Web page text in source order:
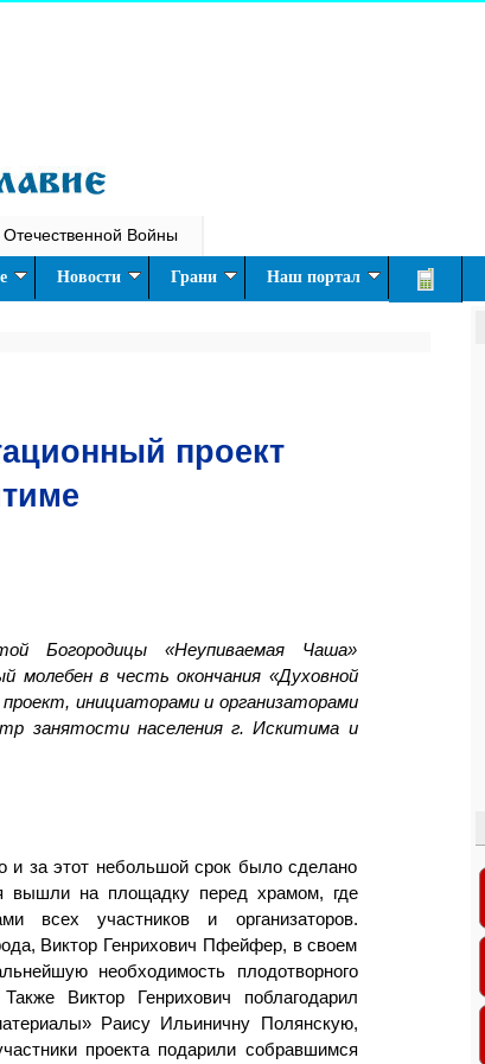
Войны
Новости Грани Наш портал
проект
Богородицы «Неупиваемая Чаша»
молебен в честь окончания «Духовной
инициаторами и организаторами
занятости населения г. Искитима и
и за этот небольшой срок было сделано
вышли на площадку перед храмом, где
всех участников и организаторов.
Виктор Генрихович Пфейфер, в своем
необходимость плодотворного
Виктор Генрихович поблагодарил
Раису Ильиничну Полянскую,
проекта подарили собравшимся